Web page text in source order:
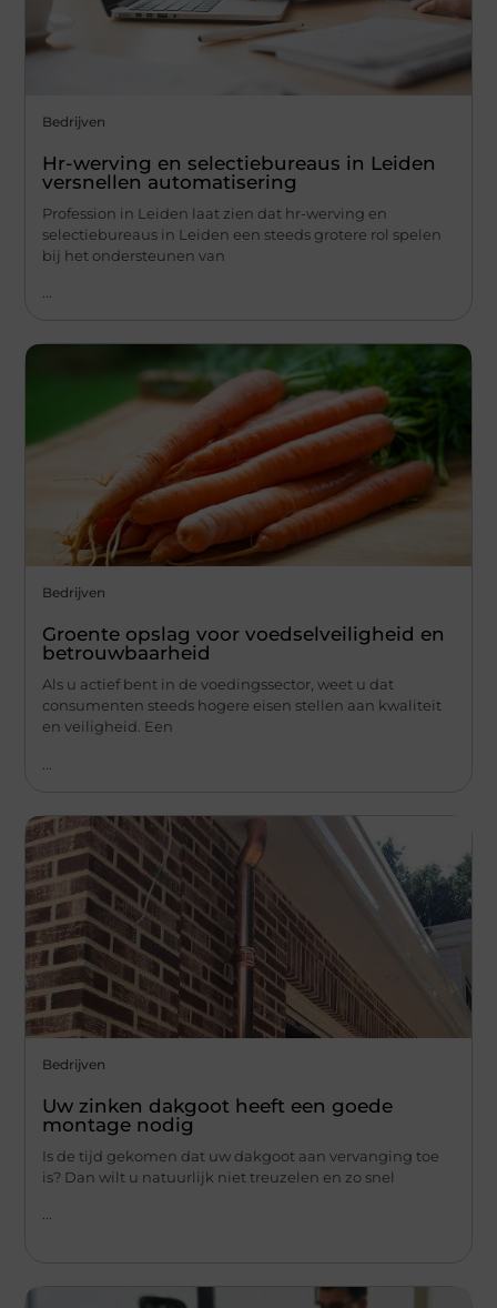
Bedrijven
Hr-werving en selectiebureaus in Leiden
versnellen automatisering
Profession in Leiden laat zien dat hr-werving en
selectiebureaus in Leiden een steeds grotere rol spelen
bij het ondersteunen van
...
Bedrijven
Groente opslag voor voedselveiligheid en
betrouwbaarheid
Als u actief bent in de voedingssector, weet u dat
consumenten steeds hogere eisen stellen aan kwaliteit
en veiligheid. Een
Bedrijven
Uw zinken dakgoot heeft een goede
montage nodig
Is de tijd gekomen dat uw dakgoot aan vervanging toe
is? Dan wilt u natuurlijk niet treuzelen en zo snel